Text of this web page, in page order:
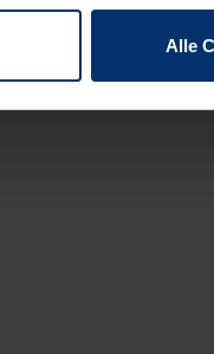
Alle